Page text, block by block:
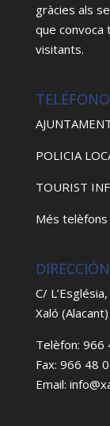
gràcies als
que convoca
visitants.
POLICIA
TOURIST
Més telèfons
C/
Xaló (Alacant)
Telèfon: 966
Fax: 966 48
Email: